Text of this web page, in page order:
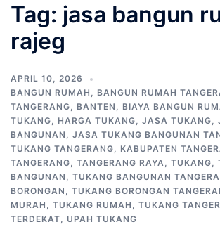
Tag: jasa bangun
rajeg
APRIL 10, 2026
BANGUN RUMAH , BANGUN RUMAH
TANGERANG, BANTEN , BIAYA BANGUN
TUKANG, HARGA TUKANG, JASA TUKANG,
BANGUNAN , JASA TUKANG BANGUNAN
TUKANG TANGERANG, KABUPATEN
TANGERANG, TANGERANG RAYA, TUKANG,
BANGUNAN , TUKANG BANGUNAN
BORONGAN , TUKANG BORONGAN
MURAH , TUKANG RUMAH , TUKANG
TERDEKAT, UPAH TUKANG